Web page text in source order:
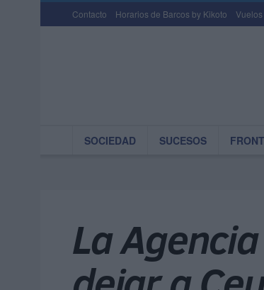
Contacto Horarios de Barcos by Kikoto Vuelos
SOCIEDAD SUCESOS
La